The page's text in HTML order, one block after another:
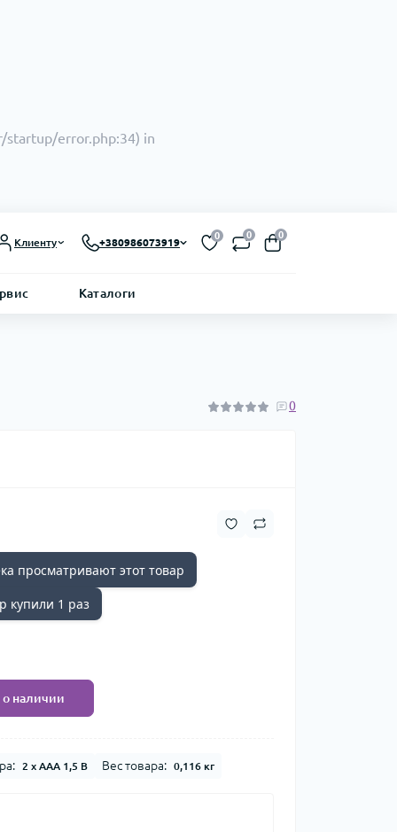
startup/error.php:34) in
Клиенту +380986073919
0 0 0
Каталоги
0
просматривают этот товар
купили 1 раз
наличии
2 x ААА 1,5 В Вес товара: 0,116 кг